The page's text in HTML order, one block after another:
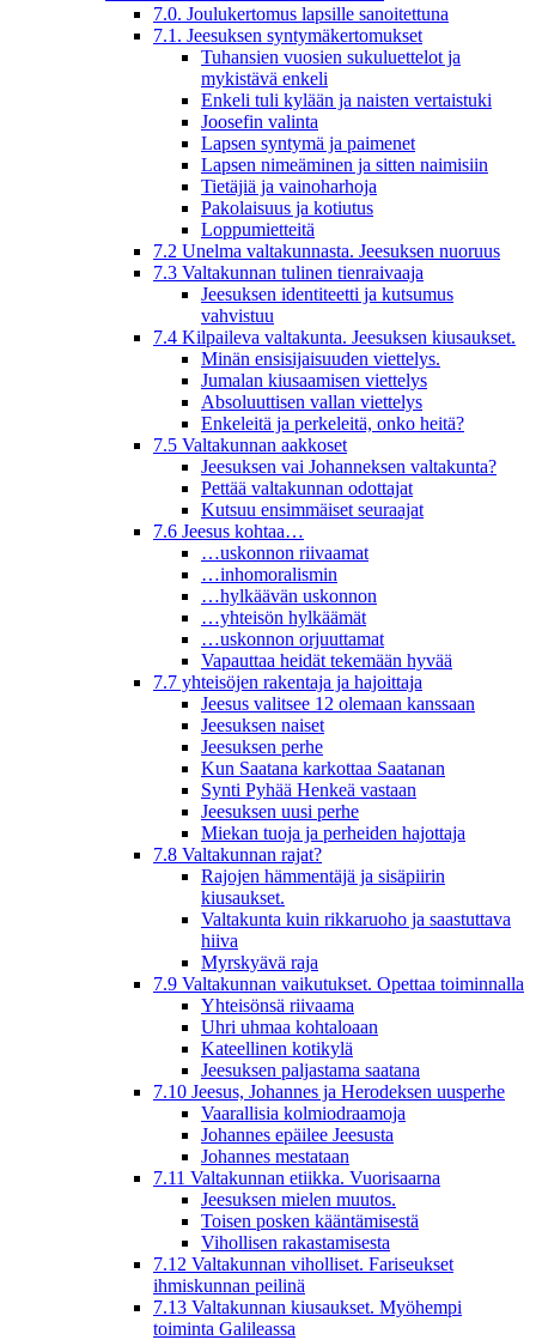
7.0. Joulukertomus lapsille sanoitettuna
7.1. Jeesuksen syntymäkertomukset
Tuhansien vuosien sukuluettelot ja
mykistävä enkeli
Enkeli tuli kylään ja naisten vertaistuki
Joosefin valinta
Lapsen syntymä ja paimenet
Lapsen nimeäminen ja sitten naimisiin
Tietäjiä ja vainoharhoja
Pakolaisuus ja kotiutus
Loppumietteitä
7.2 Unelma valtakunnasta. Jeesuksen nuoruus
7.3 Valtakunnan tulinen tienraivaaja
Jeesuksen identiteetti ja kutsumus
vahvistuu
7.4 Kilpaileva valtakunta. Jeesuksen kiusaukset.
Minän ensisijaisuuden viettelys.
Jumalan kiusaamisen viettelys
Absoluuttisen vallan viettelys
Enkeleitä ja perkeleitä, onko heitä?
7.5 Valtakunnan aakkoset
Jeesuksen vai Johanneksen valtakunta?
Pettää valtakunnan odottajat
Kutsuu ensimmäiset seuraajat
7.6 Jeesus kohtaa…
…uskonnon riivaamat
…inhomoralismin
…hylkäävän uskonnon
…yhteisön hylkäämät
…uskonnon orjuuttamat
Vapauttaa heidät tekemään hyvää
7.7 yhteisöjen rakentaja ja hajoittaja
Jeesus valitsee 12 olemaan kanssaan
Jeesuksen naiset
Jeesuksen perhe
Kun Saatana karkottaa Saatanan
Synti Pyhää Henkeä vastaan
Jeesuksen uusi perhe
Miekan tuoja ja perheiden hajottaja
7.8 Valtakunnan rajat?
Rajojen hämmentäjä ja sisäpiirin
kiusaukset.
Valtakunta kuin rikkaruoho ja saastuttava
hiiva
Myrskyävä raja
7.9 Valtakunnan vaikutukset. Opettaa toiminnalla
Yhteisönsä riivaama
Uhri uhmaa kohtaloaan
Kateellinen kotikylä
Jeesuksen paljastama saatana
7.10 Jeesus, Johannes ja Herodeksen uusperhe
Vaarallisia kolmiodraamoja
Johannes epäilee Jeesusta
Johannes mestataan
7.11 Valtakunnan etiikka. Vuorisaarna
Jeesuksen mielen muutos.
Toisen posken kääntämisestä
Vihollisen rakastamisesta
7.12 Valtakunnan viholliset. Fariseukset
ihmiskunnan peilinä
7.13 Valtakunnan kiusaukset. Myöhempi
toiminta Galileassa